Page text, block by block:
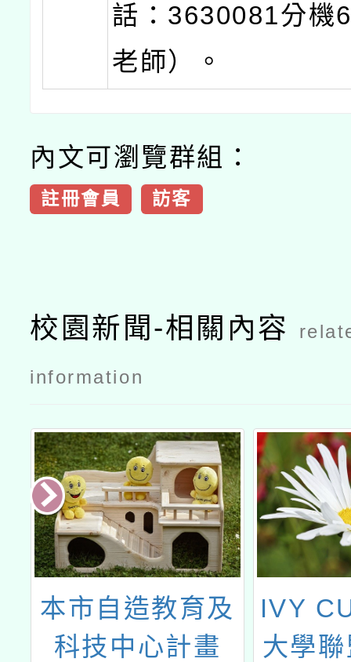
話：3630081分機
老師）。
內文可瀏覽群組：
註冊會員 訪客
校園新聞-相關內容
information
本市自造教育及
科技中心計畫
IVY
大學